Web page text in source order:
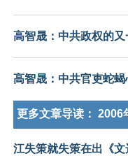
高智晟：中共政权的
高智晟：中共官吏蛇蝎
更多文章导读： 2006
江失策就失策在出《文